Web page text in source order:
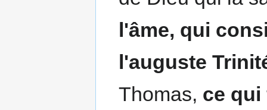
l'âme, qui
l'auguste
Thomas, ce qui